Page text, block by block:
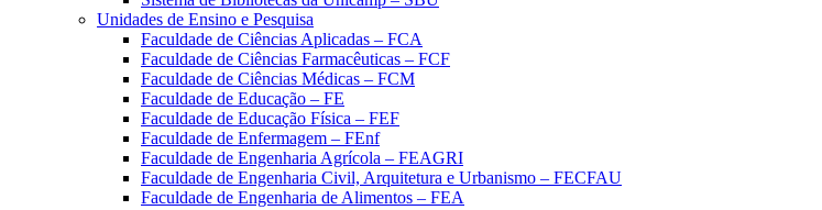
Unidades de Ensino e Pesquisa
Faculdade de Ciências Aplicadas – FCA
Faculdade de Ciências Farmacêuticas – FCF
Faculdade de Ciências Médicas – FCM
Faculdade de Educação – FE
Faculdade de Educação Física – FEF
Faculdade de Enfermagem – FEnf
Faculdade de Engenharia Agrícola – FEAGRI
Faculdade de Engenharia Civil, Arquitetura e Urbanismo – FECFAU
Faculdade de Engenharia de Alimentos – FEA